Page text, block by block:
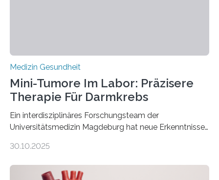
Medizin Gesundheit
Mini-Tumore Im Labor: Präzisere
Therapie Für Darmkrebs
Ein interdisziplinäres Forschungsteam der
Universitätsmedizin Magdeburg hat neue Erkenntnisse
behandelt werden kann. In ihrer aktuellen Studie,
Oncology, zeigen die Forschenden, dass Mini-Tumore
30.10.2025